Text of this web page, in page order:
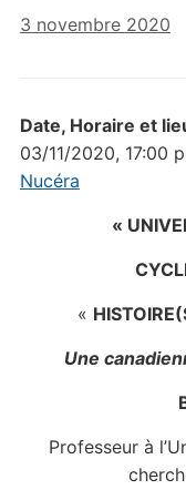
3 novembre 2020
Date, Horaire et
03/11/2020, 17:00
Nucéra
«
«
Une
Professeur à